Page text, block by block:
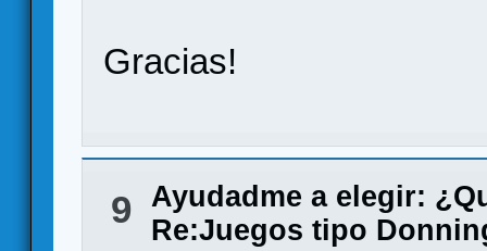
Gracias!
9
Ayudadme a elegir:
Re:Juegos tipo